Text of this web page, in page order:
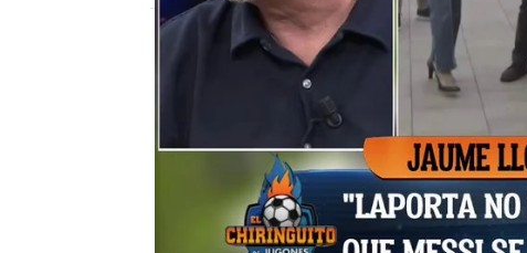
El Chiringuito
Madrid
10 de agosto de 2021, 02:06
F.C Barcelona chiringuito de jugones